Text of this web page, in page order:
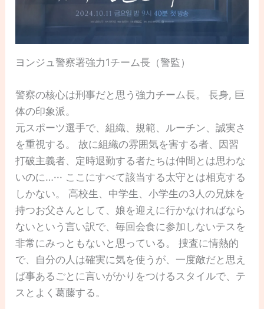
ヨンジュ警察署強力1チーム長（警監）
警察の核心は刑事だと思う強力チーム長。 長身, 巨
体の印象派。
元スポーツ選手で、組織、規範、ルーチン、誠実さ
を重視する。 故に組織の雰囲気を害する者、因習
打破主義者、定時退勤する者たちは仲間とは思わな
いのに…··· ここにすべて該当する太守とは相克する
しかない。 高校生、中学生、小学生の3人の兄妹を
持つお父さんとして、娘を迎えに行かなければなら
ないという言い訳で、毎回会食に参加しないテスを
非常にみっともないと思っている。 捜査に情熱的
で、自分の人は確実に気を使うが、一度敵だと思え
ば事あるごとに言いがかりをつけるスタイルで、テ
スとよく葛藤する。